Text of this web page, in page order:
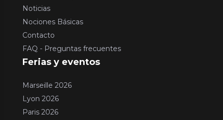
Noticias
Nociones Básicas
Contacto
FAQ - Preguntas frecuentes
Ferias y eventos
Marseille 2026
Lyon 2026
Paris 2026